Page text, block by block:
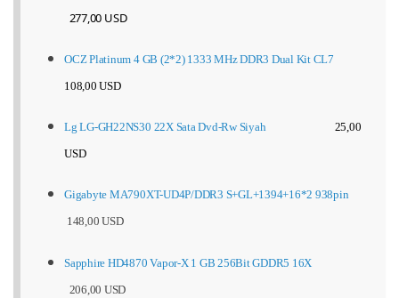
277,00 USD
OCZ Platinum 4 GB (2*2) 1333 MHz DDR3 Dual Kit CL7
108,00 USD
Lg LG-GH22NS30 22X Sata Dvd-Rw Siyah25,00
USD
Gigabyte MA790XT-UD4P/DDR3 S+GL+1394+16*2 938pin
148,00 USD
Sapphire HD4870 Vapor-X 1 GB 256Bit GDDR5 16X
206,00 USD